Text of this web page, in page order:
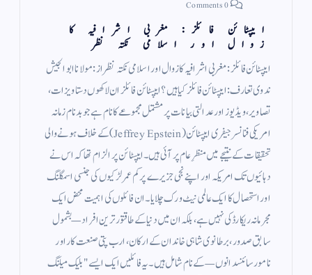
ایپسٹائن فائلز: مغربی اشرافیہ کا
زوال اور اسلامی نکتہ نظر
ایپسٹائن فائلز: مغربی اشرافیہ کا زوال اور اسلامی نکتہ نظر از : مولانا ابو الجیش
ندوی تعارف: ایپسٹائن فائلز کیا ہیں؟ ​ایپسٹائن فائلز ان لاکھوں دستاویزات،
تصاویر، ویڈیوز اور عدالتی بیانات پر مشتمل مجموعے کا نام ہے جو بدنام زمانہ
امریکی فنانسر جیفری ایپسٹائن (Jeffrey Epstein) کے خلاف ہونے والی
تحقیقات کے نتیجے میں منظرِ عام پر آئی ہیں۔ ایپسٹائن پر الزام تھا کہ اس نے
دہائیوں تک امریکہ اور اپنے نجی جزیرے پر کم عمر لڑکیوں کی جنسی اسمگلنگ
اور استحصال کا ایک عالمی نیٹ ورک چلایا۔​ان فائلوں کی اہمیت محض ایک
مجرمانہ ریکارڈ کی نہیں ہے، بلکہ ان میں دنیا کے طاقتور ترین افراد—بشمول
سابق صدور، برطانوی شاہی خاندان کے ارکان، ارب پتی صنعت کار اور
نامور سائنسدانوں—کے نام شامل ہیں۔ یہ فائلیں ایک ایسے "بلیک میلنگ